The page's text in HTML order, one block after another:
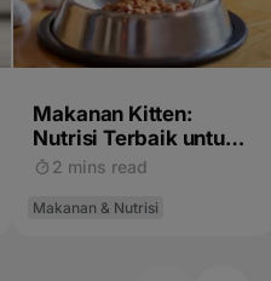
Makanan Kitten:
Nutrisi Terbaik untuk
Pertumbuhan Kucing
2 mins read
Makanan & Nutrisi